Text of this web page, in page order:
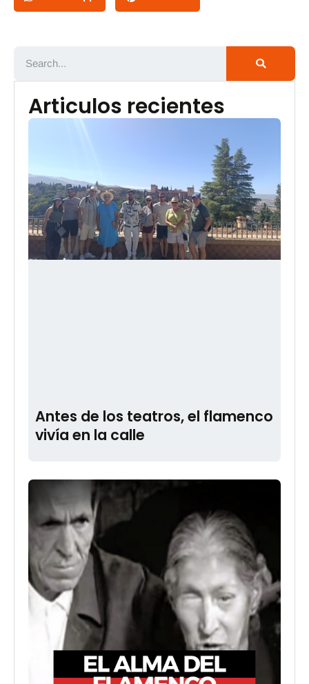
Articulos recientes
Antes de los teatros, el flamenco
vivía en la calle